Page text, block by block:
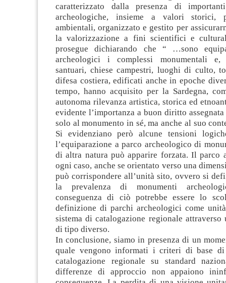
caratterizzato dalla presenza di
archeologiche, insieme a valori storici,
ambientali, organizzato e gestito per
la valorizzazione a fini scientifici e
prosegue dichiarando che “ …sono
archeologici i complessi monumentali e,
santuari, chiese campestri, luoghi di culto,
difesa costiera, edificati anche in epoche
tempo, hanno acquisito per la Sardegna,
autonoma rilevanza artistica, storica ed
evidente l’importanza a buon diritto
solo al monumento in sé, ma anche al suo
Si evidenziano però alcune tensioni
l’equiparazione a parco archeologico di
di altra natura può apparire forzata. Il parco
ogni caso, anche se orientato verso una
può corrispondere all’unità sito, ovvero si
la prevalenza di monumenti
conseguenza di ciò potrebbe essere lo
definizione di parchi archeologici come
sistema di catalogazione regionale
di tipo diverso.
In conclusione, siamo in presenza di un
quale vengono informati i criteri di base
catalogazione regionale su standard
differenze di approccio non appaiono